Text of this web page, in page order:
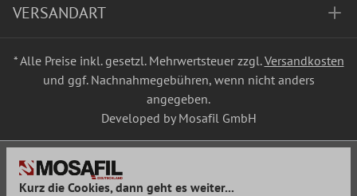
VERSANDART
* Alle Preise inkl. gesetzl. Mehrwertsteuer zzgl.Versandkosten
und ggf. Nachnahmegebühren, wenn nicht anders
angegeben.
Developed by Mosafil GmbH
Kurz die Cookies, dann geht es weiter...